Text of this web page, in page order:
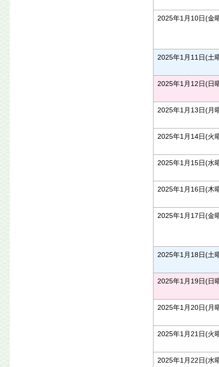
2025年1月10日(金
2025年1月11日(土
2025年1月12日(日
2025年1月13日(月
2025年1月14日(火
2025年1月15日(水
2025年1月16日(木
2025年1月17日(金
2025年1月18日(土
2025年1月19日(日
2025年1月20日(月
2025年1月21日(火
2025年1月22日(水